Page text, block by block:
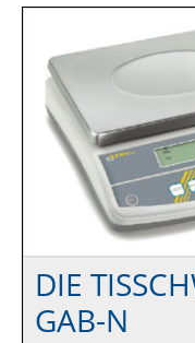
DIE
GAB-N